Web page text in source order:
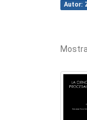
Autor: